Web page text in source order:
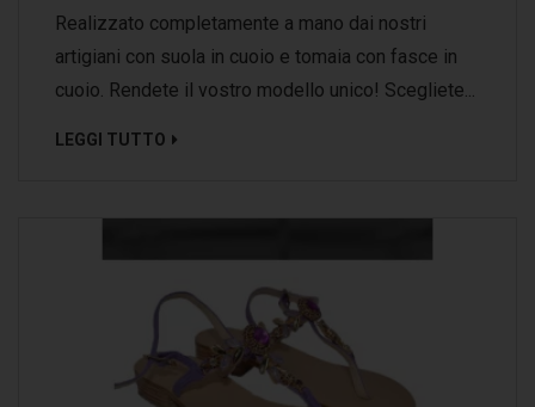
Realizzato completamente a mano dai nostri
artigiani con suola in cuoio e tomaia con fasce in
cuoio. Rendete il vostro modello unico! Scegliete...
LEGGI TUTTO